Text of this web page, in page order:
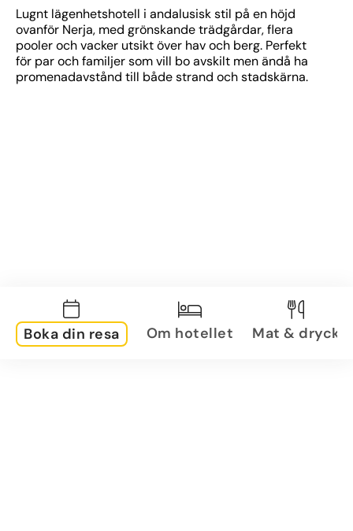
Lugnt lägenhetshotell i andalusisk stil på en höjd
ovanför Nerja, med grönskande trädgårdar, flera
pooler och vacker utsikt över hav och berg. Perfekt
för par och familjer som vill bo avskilt men ändå ha
promenadavstånd till både strand och stadskärna.
Boka din resa Om hotellet Mat & dryck